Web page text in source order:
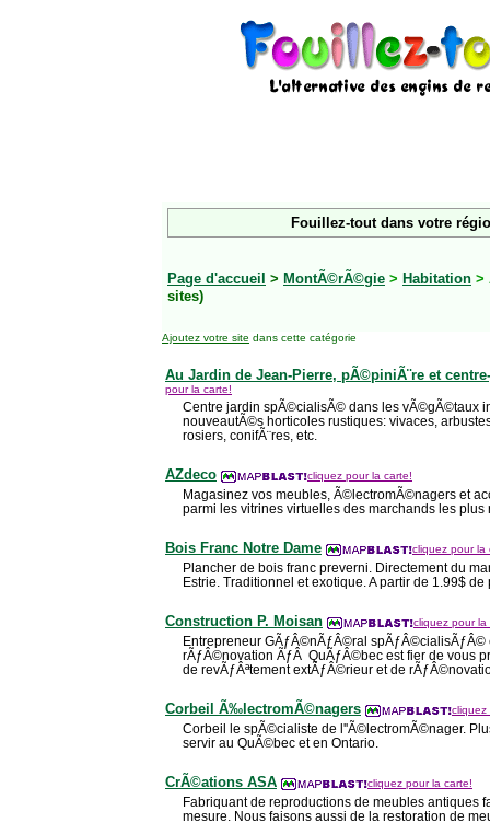
Fouillez-tout dans votre
Page d'accueil > MontÃ©rÃ©gie > Habitation >
sites)
Ajoutez votre site dans cette catégorie
Au Jardin de Jean-Pierre, pÃ©piniÃ¨re et
pour la carte!
Centre jardin spÃ©cialisÃ© dans les vÃ©gÃ©taux
nouveautÃ©s horticoles rustiques: vivaces,
rosiers, conifÃ¨res, etc.
AZdeco cliquez pour la carte!
Magasinez vos meubles, Ã©lectromÃ©nagers et
parmi les vitrines virtuelles des marchands les
Bois Franc Notre Dame cliquez pour la
Plancher de bois franc preverni. Directement du
Estrie. Traditionnel et exotique. A partir de 1.99$ de
Construction P. Moisan cliquez pour la
Entrepreneur GÃƒÂ©nÃƒÂ©ral spÃƒÂ©cialisÃƒÂ©
rÃƒÂ©novation ÃƒÂ QuÃƒÂ©bec est fier de vous
de revÃƒÂªtement extÃƒÂ©rieur et de
Corbeil Ã‰lectromÃ©nagers cliquez
Corbeil le spÃ©cialiste de l''Ã©lectromÃ©nager.
servir au QuÃ©bec et en Ontario.
CrÃ©ations ASA cliquez pour la carte!
Fabriquant de reproductions de meubles antiques
mesure. Nous faisons aussi de la restoration de